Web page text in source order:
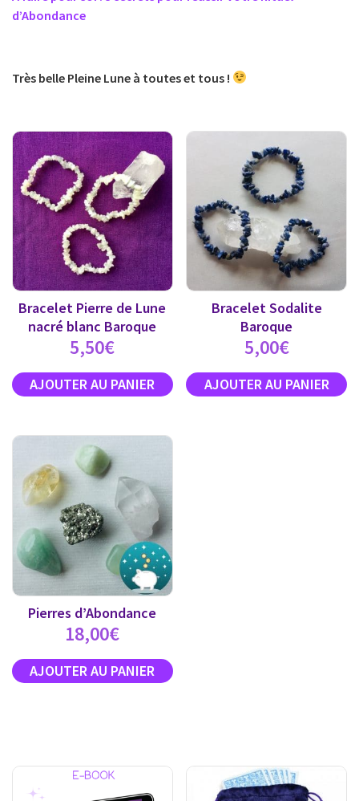
d’Abondance
Très belle Pleine Lune à toutes et tous !
Bracelet Pierre de Lune
nacré blanc Baroque
5,50€
Bracelet Sodalite
Baroque
5,00€
Pierres d’Abondance
18,00€